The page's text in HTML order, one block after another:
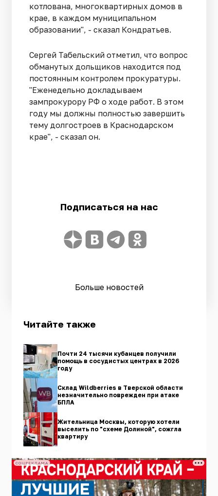
котлована, многоквартирных домов в
крае, в каждом муниципальном
образовании", - сказал Кондратьев.
Сергей Табельский отметил, что вопрос
обманутых дольщиков находится под
постоянным контролем прокуратуры.
"Еженедельно докладываем
зампрокурору РФ о ходе работ. В этом
году мы должны полностью завершить
тему долгостроев в Краснодарском
крае", - сказал он.
Подписаться на нас
Больше новостей
Читайте также
Почти 24 тысячи кубанцев получили
помощь в сосудистых центрах в 2026
году
Склад Wildberries в Тверской области
незначительно поврежден при атаке
БПЛА
Жительница Москвы, которую хотели
выселить по "схеме Долиной", сожгла
квартиру
СОЦРЕКЛАМА